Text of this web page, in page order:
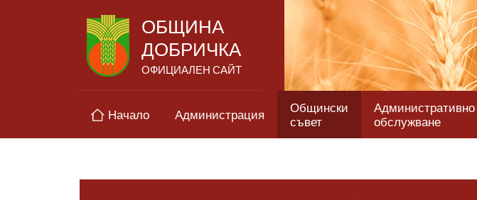
ОБЩИНА
ДОБРИЧКА
ОФИЦИАЛЕН САЙТ
Начало Администрация
Общински
съвет
Административно
обслужване